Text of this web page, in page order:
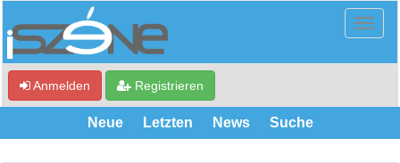
Anmelden Registrieren
Neue Letzten News Suche